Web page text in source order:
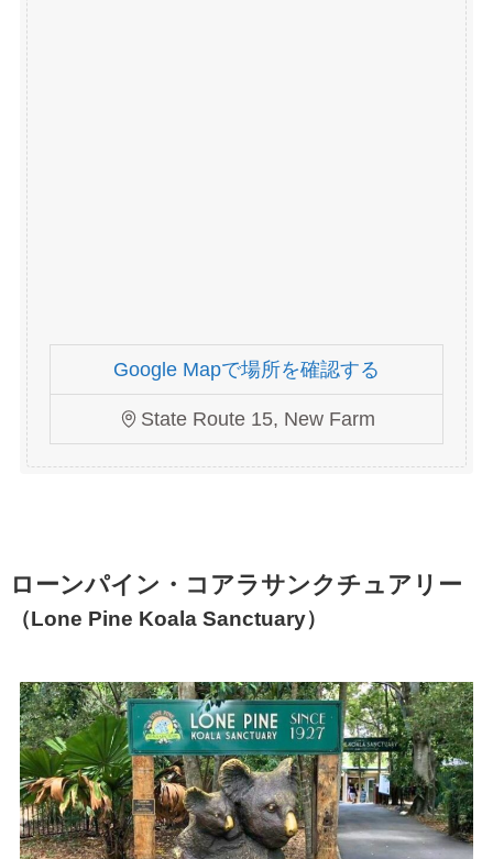
Google Mapで場所を確認する
State Route 15, New Farm
ローンパイン・コアラサンクチュアリー
（Lone Pine Koala Sanctuary）